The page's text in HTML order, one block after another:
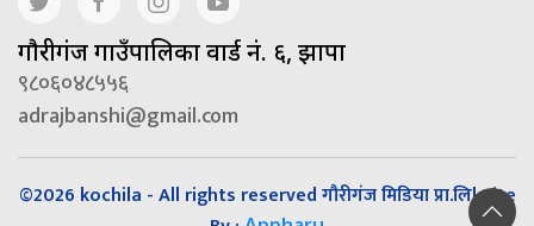
गाैरीगंज गाउँपालिका वार्ड नं. ६, झापा
९८०६०४८५५६
adrajbanshi@gmail.com
©2026 kochila - All rights reserved गौरीगंज मिडिया प्रा.लि| Site